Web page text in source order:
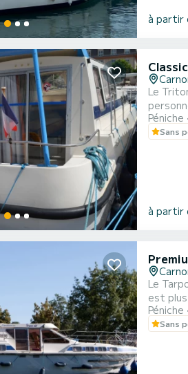
à partir
Le
Péniche
Sans
à partir
Le
est plus confortable
Péniche
Sans